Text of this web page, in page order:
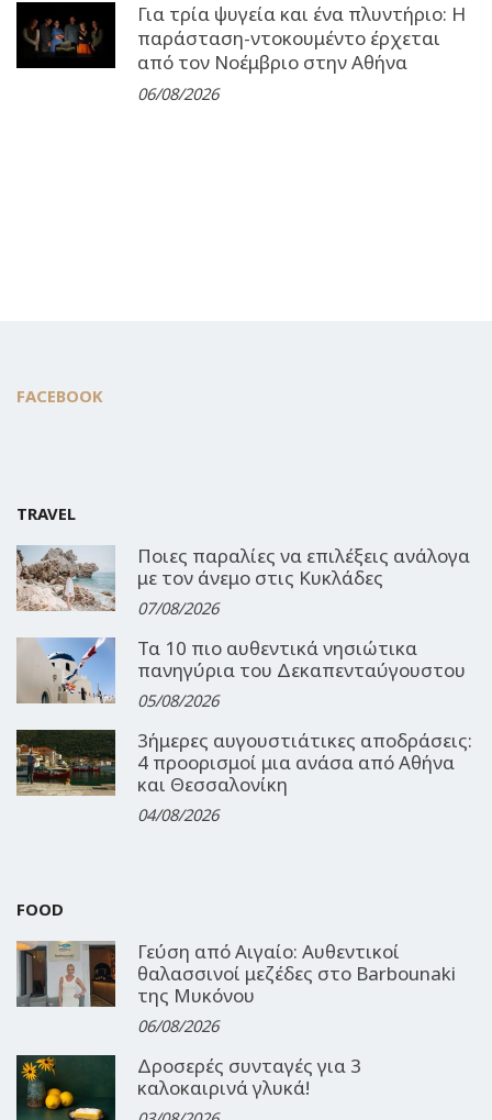
Για τρία ψυγεία και ένα πλυντήριο: Η
παράσταση-ντοκουμέντο έρχεται
από τον Νοέμβριο στην Αθήνα
06/08/2026
FACEBOOK
TRAVEL
Ποιες παραλίες να επιλέξεις ανάλογα
με τον άνεμο στις Κυκλάδες
07/08/2026
Τα 10 πιο αυθεντικά νησιώτικα
πανηγύρια του Δεκαπενταύγουστου
05/08/2026
3ήμερες αυγουστιάτικες αποδράσεις:
4 προορισμοί μια ανάσα από Αθήνα
και Θεσσαλονίκη
04/08/2026
FOOD
Γεύση από Αιγαίο: Αυθεντικοί
θαλασσινοί μεζέδες στο Barbounaki
της Μυκόνου
06/08/2026
Δροσερές συνταγές για 3
καλοκαιρινά γλυκά!